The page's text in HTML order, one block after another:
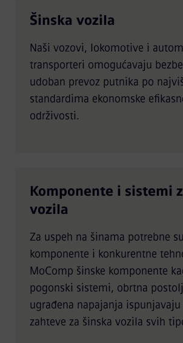
Šinska vozila
Naši vozovi, lokomotive i
transporteri omogućavaju
udoban prevoz putnika po
standardima ekonomske
održivosti.
Komponente i sistemi
vozila
Za uspeh na šinama potrebne
komponente i konkurentne
MoComp šinske komponente
pogonski sistemi, obrtna
ugrađena napajanja ispunjavaju
zahteve za šinska vozila svih